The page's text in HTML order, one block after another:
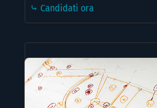
⤷ Candidati ora